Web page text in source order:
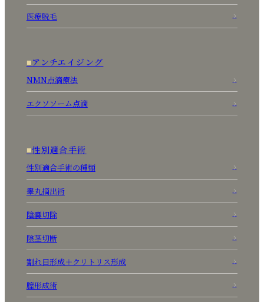
医療脱毛
アンチエイジング
NMN点滴療法
エクソソーム点滴
性別適合手術
性別適合手術の種類
睾丸摘出術
陰嚢切除
陰茎切断
割れ目形成＋クリトリス形成
膣形成術